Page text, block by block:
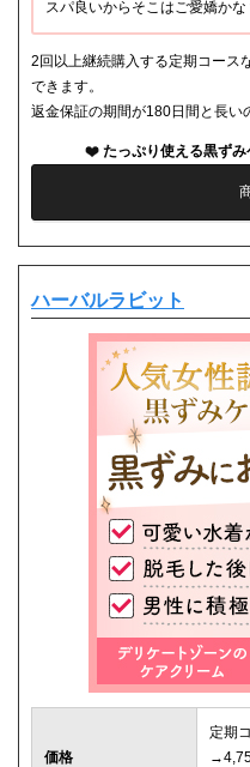
スパ良いからそこはご愛嬌かな
2回以上継続購入する定期コース
できます。
返金保証の期間が180日間と長い
たっぷり使える黒ずみ
ハーバルラビット
価格
定期